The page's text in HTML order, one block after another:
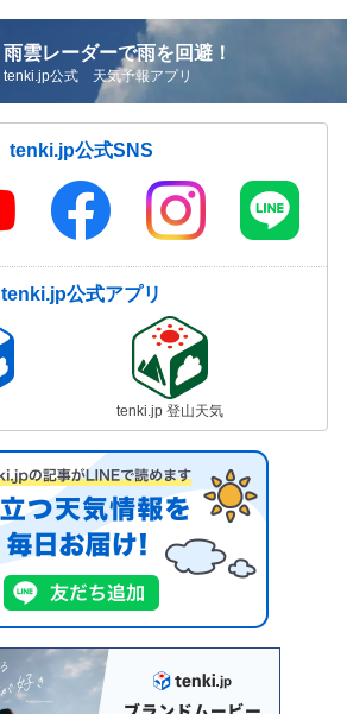
雨雲レーダーで雨を回避！
tenki.jp公式 天気予報アプリ
tenki.jp公式SNS
tenki.jp公式アプリ
tenki.jp 登山天気